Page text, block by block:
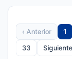
‹ Anterior
1
33